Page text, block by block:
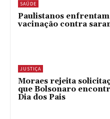
SAÚDE
Paulistanos
vacinação contra
JUSTIÇA
Moraes rejeita
que Bolsonaro
Dia dos Pais